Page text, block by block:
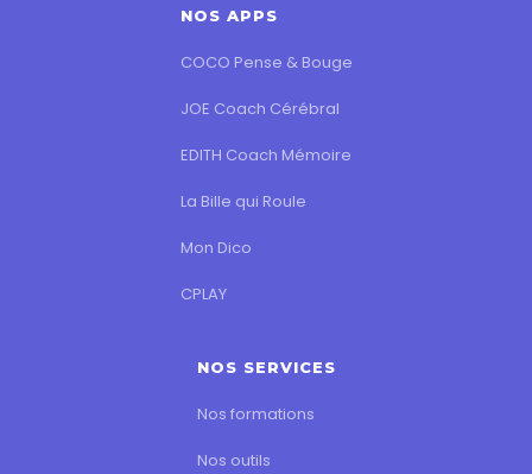
NOS APPS
COCO Pense & Bouge
JOE Coach Cérébral
EDITH Coach Mémoire
La Bille qui Roule
Mon Dico
CPLAY
NOS SERVICES
Nos formations
Nos outils